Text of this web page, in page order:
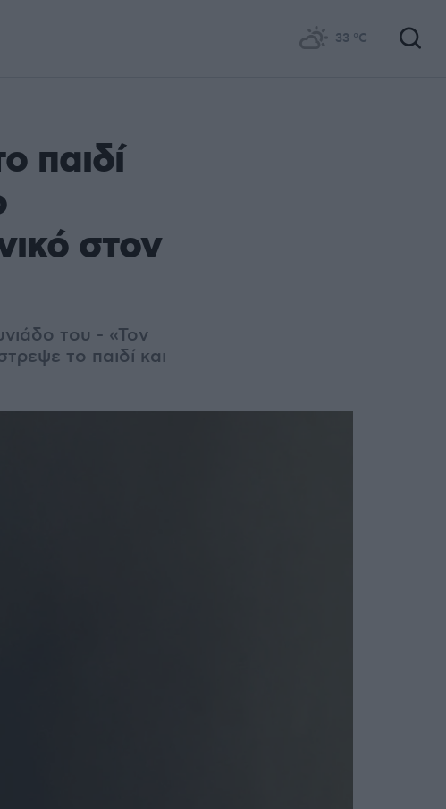
33 °C
παιδί
στον
του - «Τον
το παιδί και